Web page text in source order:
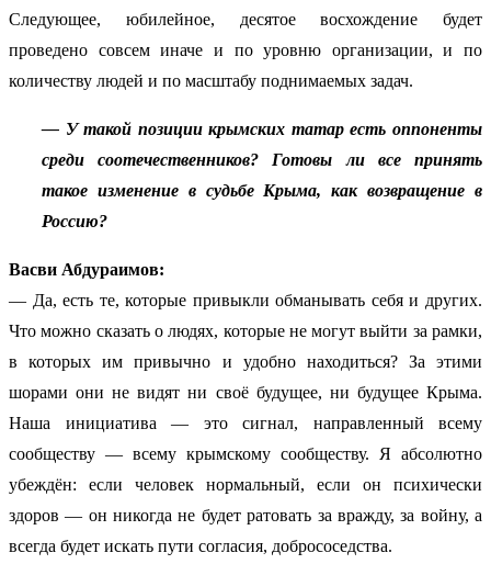
Следующее, юбилейное, десятое восхождение будет
проведено совсем иначе и по уровню организации, и по
количеству людей и по масштабу поднимаемых задач.
— У такой позиции крымских татар есть оппоненты
среди соотечественников? Готовы ли все принять
такое изменение в судьбе Крыма, как возвращение в
Россию?
Васви Абдураимов:
— Да, есть те, которые привыкли обманывать себя и других.
Что можно сказать о людях, которые не могут выйти за рамки,
в которых им привычно и удобно находиться? За этими
шорами они не видят ни своё будущее, ни будущее Крыма.
Наша инициатива — это сигнал, направленный всему
сообществу — всему крымскому сообществу. Я абсолютно
убеждён: если человек нормальный, если он психически
здоров — он никогда не будет ратовать за вражду, за войну, а
всегда будет искать пути согласия, добрососедства.